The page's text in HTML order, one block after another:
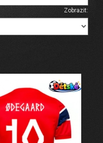
Zobrazit: